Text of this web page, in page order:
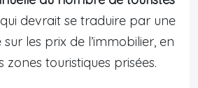
devrait se traduire par une
les prix de l’immobilier, en
zones touristiques prisées.